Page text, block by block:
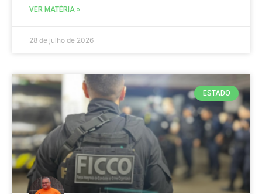
VER MATÉRIA »
28 de julho de 2026
ESTADO